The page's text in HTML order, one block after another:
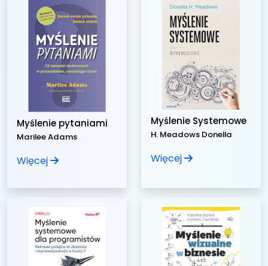
Myślenie pytaniami
Marilee Adams
Więcej
Myślenie Systemowe
H. Meadows Donella
Więcej